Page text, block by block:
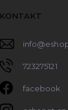
KONTAKT
info@
723275121
facebook